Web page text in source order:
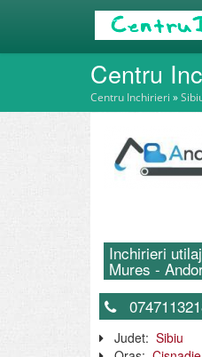
Centru
Centru Inchirieri »
Inchirieri
Mures -
Judet: Sibiu